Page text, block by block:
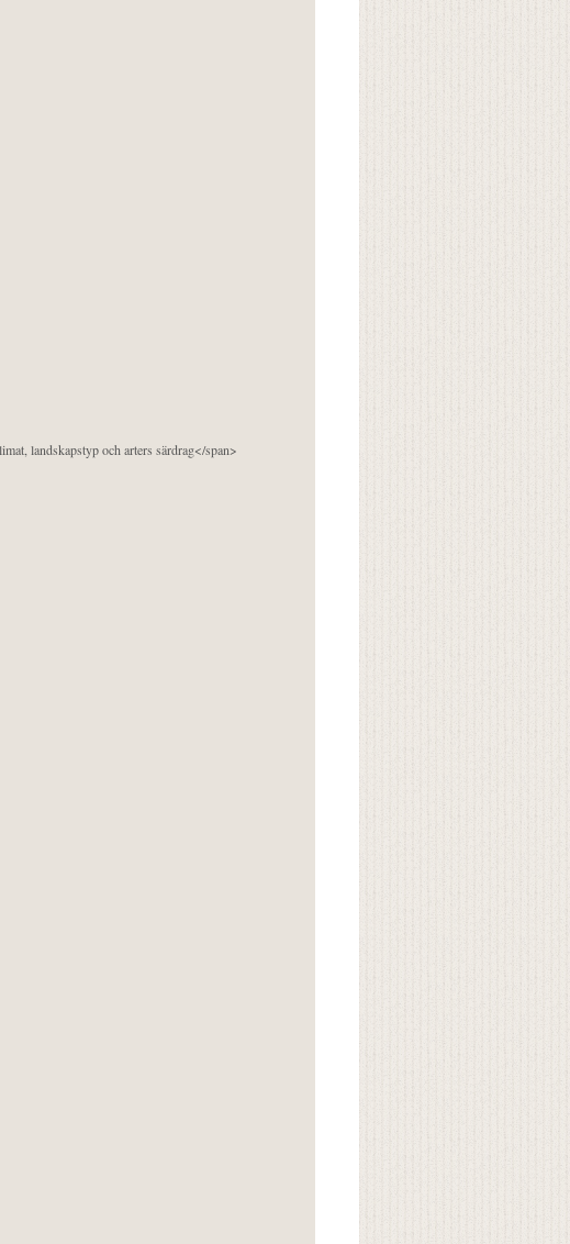
landskapstyp och arters särdrag</span>